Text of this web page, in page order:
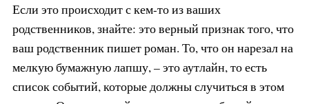
Если это происходит с кем-то из ваших
родственников, знайте: это верный признак того, что
ваш родственник пишет роман. То, что он нарезал на
мелкую бумажную лапшу, – это аутлайн, то есть
список событий, которые должны случиться в этом